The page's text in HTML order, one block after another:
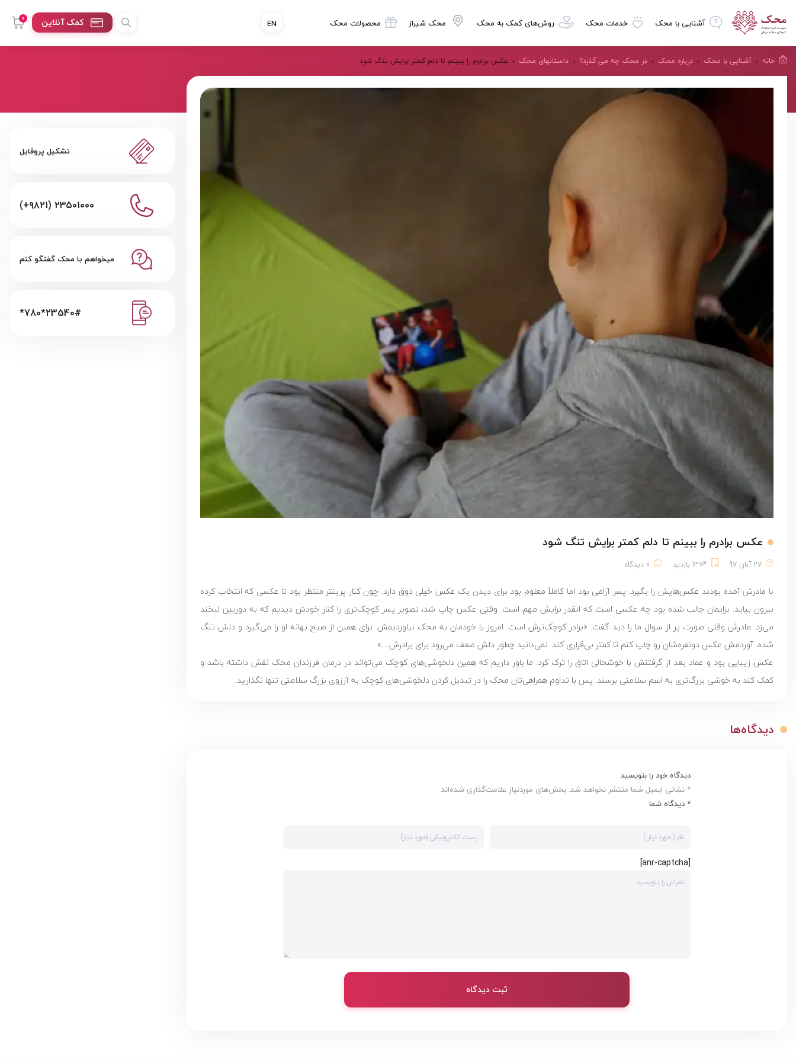
آشنایی با محک خدمات محک روش‌های کمک به محک محک شیراز محصولات محک 0 کمک آنلاین EN
خانه آشنایی با محک درباره محک در محک چه می گذرد؟ داستانهای محک عکس برادرم را ببینم تا دلم کمتر برایش تنگ شود
عکس برادرم را ببینم تا دلم کمتر برایش تنگ شود
27 آبان 97 1374 بازدید 0 دیدگاه
با مادرش آمده بودند عکس‌هایش را بگیرد. پسر آرامی بود اما کاملاً معلوم بود برای دیدن یک عکس خیلی ذوق دارد. چون کنار پرینتر منتظر بود تا عکسی که انتخاب کرده
بیرون بیاید. برایمان جالب شده بود چه عکسی است که انقدر برایش مهم است. وقتی عکس چاپ شد، تصویر پسر کوچک‌تری را کنار خودش دیدیم که به دوربین لبخند
می‌زد. مادرش وقتی صورت پر از سوال ما را دید گفت: «برادر کوچک‌ترش است. امروز با خودمان به محک نیاوردیمش. برای همین از صبح بهانه او را می‌گیرد و دلش تنگ
شده. آوردمش عکس دونفره‌شان رو چاپ کنم تا کمتر بی‌قراری کند. نمی‌دانید چطور دلش ضعف می‌رود برای برادرش…»
عکس زیبایی بود و عماد بعد از گرفتنش با خوشحالی اتاق را ترک کرد. ما باور داریم که همین دلخوشی‌های کوچک می‌تواند در درمان فرزندان محک نقش داشته باشد و
کمک کند به خوشی بزرگ‌تری به اسم سلامتی برسند. پس با تداوم همراهی‌تان محک را در تبدیل کردن دلخوشی‌های کوچک به آرزوی بزرگ سلامتی تنها نگذارید.
دیدگاه‌ها
دیدگاه خود را بنویسید
* نشانی ایمیل شما منتشر نخواهد شد. بخش‌های موردنیاز علامت‌گذاری شده‌اند
* دیدگاه شما
[anr-captcha]
ثبت دیدگاه
تشکیل پروفایل
(+۹۸۲۱) ۲۳۵۰۱۰۰۰
میخواهم با محک گفتگو کنم
*780*23540#